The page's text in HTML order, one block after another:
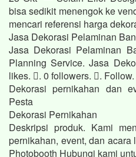
bisa sedikit menengok ke
mencari referensi harga
Jasa Dekorasi Pelaminan
Jasa Dekorasi Pelaminan
Planning Service. Jasa
likes. 󱞋. 0 followers. 󱙶.
Dekorasi pernikahan dan
Pesta
Dekorasi Pernikahan
Deskripsi produk. Kami
pernikahan, event, dan
Photobooth Hubungi kami